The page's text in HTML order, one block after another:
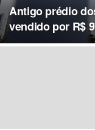
Antigo prédio
vendido por R$